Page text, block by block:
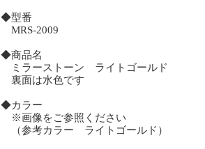
◆型番
MRS-2009
◆商品名
ミラーストーン ライトゴールド
裏面は水色です
◆カラー
※画像をご参照ください
（参考カラー ライトゴールド）